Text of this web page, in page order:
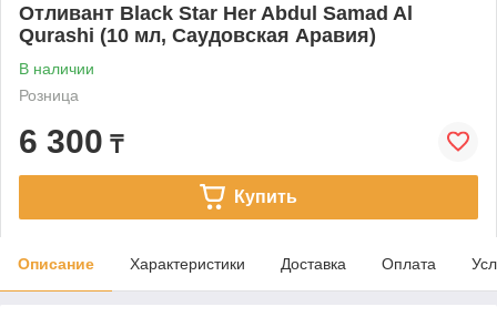
Отливант Black Star Her Abdul Samad Al
Qurashi (10 мл, Саудовская Аравия)
В наличии
Розница
6 300 ₸
Купить
Описание Характеристики Доставка Оплата